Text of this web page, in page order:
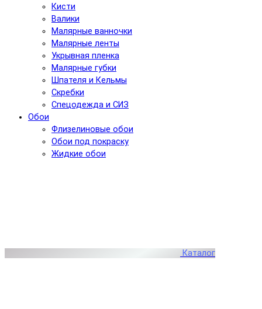
Кисти
Валики
Малярные ванночки
Малярные ленты
Укрывная пленка
Малярные губки
Шпателя и Кельмы
Скребки
Спецодежда и СИЗ
Обои
Флизелиновые обои
Обои под покраску
Жидкие обои
Каталог